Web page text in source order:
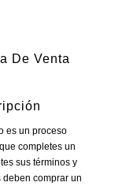
De Venta
es un proceso
completes un
sus términos y
comprar un